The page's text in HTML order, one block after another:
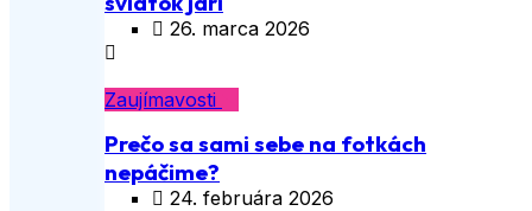
26. marca 2026
Zaujímavosti
Prečo sa sami sebe na fotkách
nepáčime?
24. februára 2026